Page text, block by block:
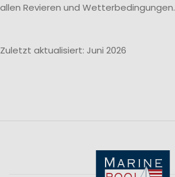
allen Revieren und Wetterbedingungen.
Zuletzt aktualisiert: Juni 2026